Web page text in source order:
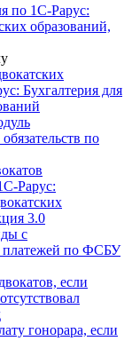
по 1С-Рарус:
образований,
Бухгалтерия для
по
Рарус:
3.0
с
платежей по ФСБУ
если
гонорара, если